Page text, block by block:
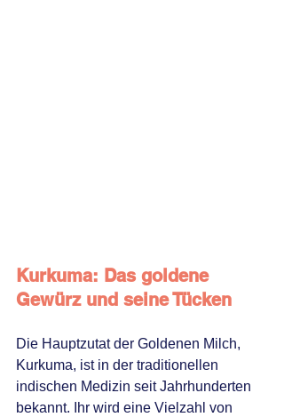
Kurkuma: Das goldene
Gewürz und seine Tücken
Die Hauptzutat der Goldenen Milch,
Kurkuma, ist in der traditionellen
indischen Medizin seit Jahrhunderten
bekannt. Ihr wird eine Vielzahl von